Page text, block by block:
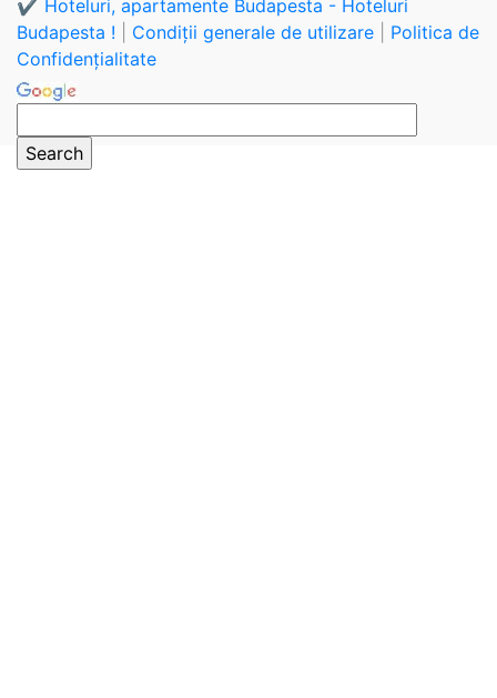
✔️ Hoteluri, apartamente Budapesta - Hoteluri
Budapesta !
Condiții generale de utilizare
Politica de
Confidențialitate